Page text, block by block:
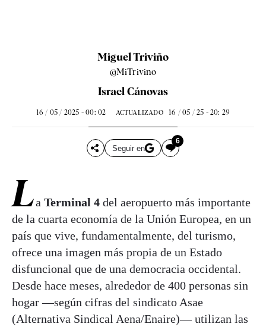
Miguel Triviño
@MiTrivino
Israel Cánovas
16 / 05 / 2025 - 00: 02 ACTUALIZADO 16 / 05 / 25 - 20: 29
Seguir en
6
La Terminal 4 del aeropuerto más importante
de la cuarta economía de la Unión Europea, en un
país que vive, fundamentalmente, del turismo,
ofrece una imagen más propia de un Estado
disfuncional que de una democracia occidental.
Desde hace meses, alrededor de 400 personas sin
hogar —según cifras del sindicato Asae
(Alternativa Sindical Aena/Enaire)— utilizan las